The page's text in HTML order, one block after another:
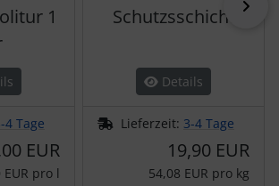
1
4 Tage
EUR
EUR pro l
Schutzsschicht
Details
Lieferzeit: 3-4 Tage
19,90 EUR
54,08 EUR pro kg